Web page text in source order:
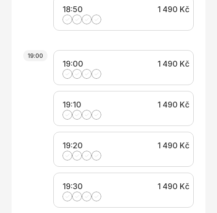
18:50 1 490 Kč
19:00
19:00 1 490 Kč
19:10 1 490 Kč
19:20 1 490 Kč
19:30 1 490 Kč